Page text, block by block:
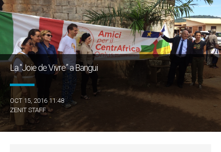
La "Joie de Vivre” a Bangui
OCT 15, 2016 11:48
ZENIT STAFF